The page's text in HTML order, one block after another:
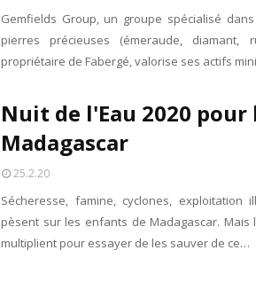
Unknown-
VTC :
Unknown
Marques
Art et
Gemfields Group, un groupe spécialisé
pierres précieuses (émeraude,
propriétaire de Fabergé, valorise ses actifs
Nuit de l'Eau 2020
Madagascar
25.2.20
Sécheresse, famine, cyclones, exploitation
pèsent sur les enfants de Madagascar.
multiplient pour essayer de les sauver de ce…